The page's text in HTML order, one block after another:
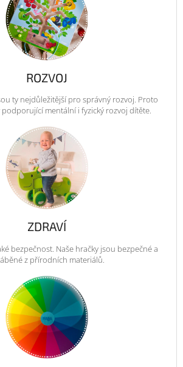
ROZVOJ
ty nejdůležitější pro správný rozvoj. Proto
mentální i fyzický rozvoj dítěte.
ZDRAVÍ
bezpečnost. Naše hračky jsou bezpečné a
z přírodních materiálů.